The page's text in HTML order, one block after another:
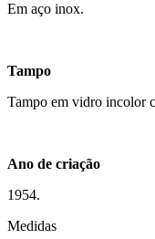
Em aço inox.
Tampo
Tampo em vidro incolor
Ano de criação
1954.
Medidas